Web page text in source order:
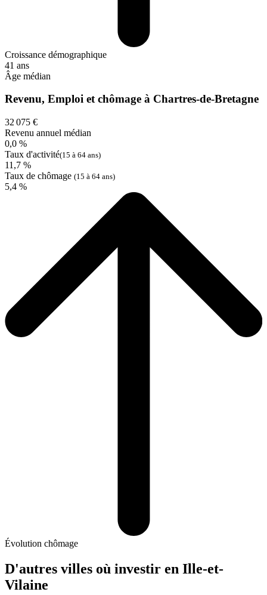
Croissance démographique
41 ans
Âge médian
Revenu, Emploi et chômage à Chartres-de-Bretagne
32 075 €
Revenu annuel médian
0,0 %
Taux d'activité(15 à 64 ans)
11,7 %
Taux de chômage (15 à 64 ans)
5,4 %
Évolution chômage
D'autres villes où investir en Ille-et-
Vilaine